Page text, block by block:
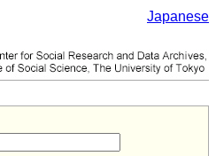
Japanese